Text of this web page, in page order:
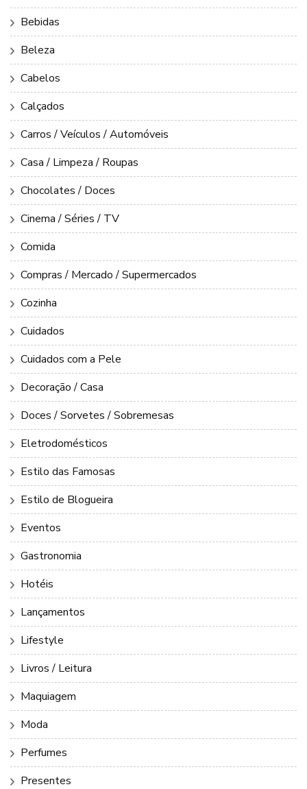
Bebidas
Beleza
Cabelos
Calçados
Carros / Veículos / Automóveis
Casa / Limpeza / Roupas
Chocolates / Doces
Cinema / Séries / TV
Comida
Compras / Mercado / Supermercados
Cozinha
Cuidados
Cuidados com a Pele
Decoração / Casa
Doces / Sorvetes / Sobremesas
Eletrodomésticos
Estilo das Famosas
Estilo de Blogueira
Eventos
Gastronomia
Hotéis
Lançamentos
Lifestyle
Livros / Leitura
Maquiagem
Moda
Perfumes
Presentes